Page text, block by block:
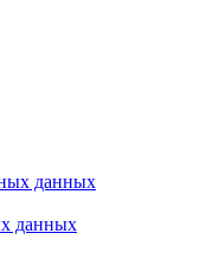
данных
данных